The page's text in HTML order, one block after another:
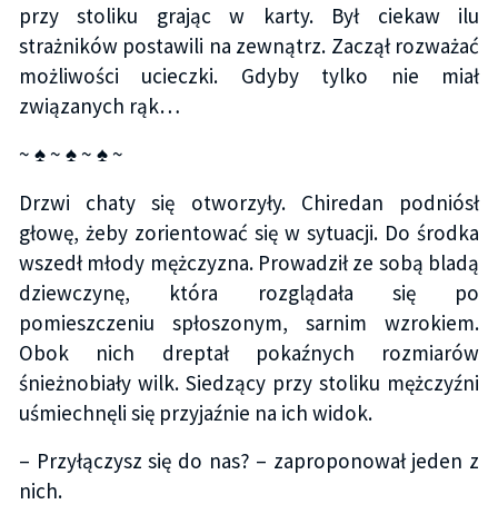
przy stoliku grając w karty. Był ciekaw ilu
strażników postawili na zewnątrz. Zaczął rozważać
możliwości ucieczki. Gdyby tylko nie miał
związanych rąk…
~ ♠ ~ ♠ ~ ♠ ~
Drzwi chaty się otworzyły. Chiredan podniósł
głowę, żeby zorientować się w sytuacji. Do środka
wszedł młody mężczyzna. Prowadził ze sobą bladą
dziewczynę, która rozglądała się po
pomieszczeniu spłoszonym, sarnim wzrokiem.
Obok nich dreptał pokaźnych rozmiarów
śnieżnobiały wilk. Siedzący przy stoliku mężczyźni
uśmiechnęli się przyjaźnie na ich widok.
– Przyłączysz się do nas? – zaproponował jeden z
nich.